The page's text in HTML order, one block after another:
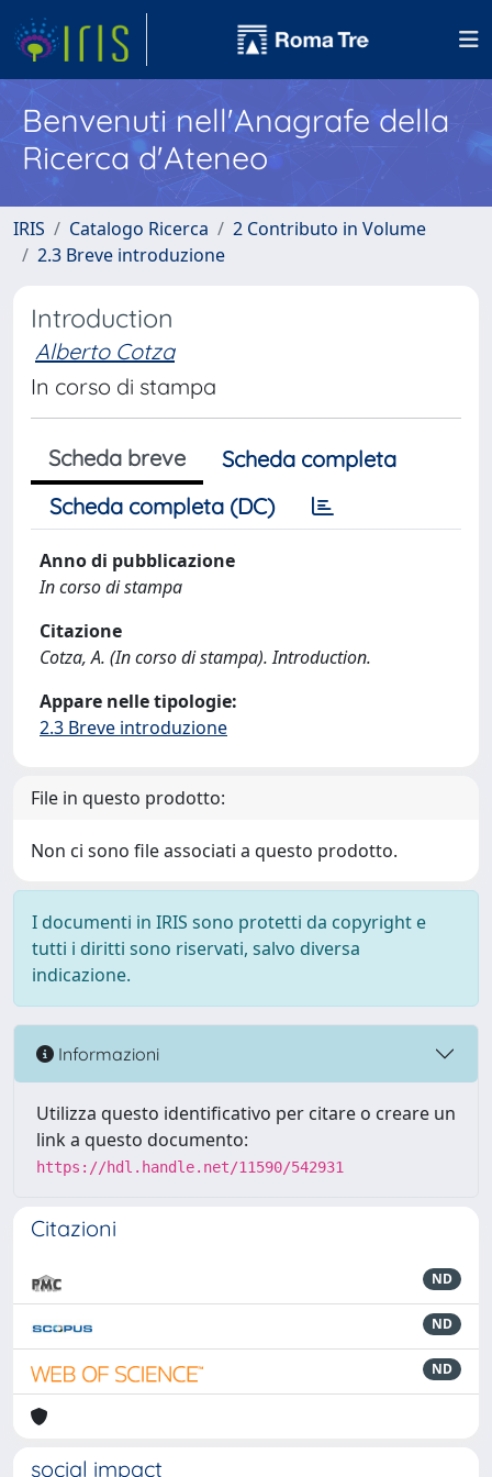
Benvenuti nell'Anagrafe della
Ricerca d'Ateneo
IRIS Catalogo Ricerca
2 Contributo in Volume
2.3 Breve introduzione
Introduction
Alberto Cotza
In corso di stampa
Scheda breve
Scheda completa
Scheda completa (DC)
Anno di pubblicazione
In corso di stampa
Citazione
Cotza, A. (In corso di stampa). Introduction.
Appare nelle tipologie:
2.3 Breve introduzione
File in questo prodotto:
Non ci sono file associati a questo prodotto.
I documenti in IRIS sono protetti da copyright e
tutti i diritti sono riservati, salvo diversa
indicazione.
Informazioni
Utilizza questo identificativo per citare o creare un
link a questo documento:
https://hdl.handle.net/11590/542931
Citazioni
ND
ND
ND
social impact